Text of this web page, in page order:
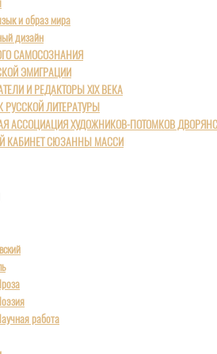
и образ мира
дизайн
САМОСОЗНАНИЯ
ЭМИГРАЦИИ
И РЕДАКТОРЫ XIX ВЕКА
ЛИТЕРАТУРЫ
АССОЦИАЦИЯ ХУДОЖНИКОВ-ПОТОМКОВ
КАБИНЕТ СЮЗАННЫ МАССИ
работа